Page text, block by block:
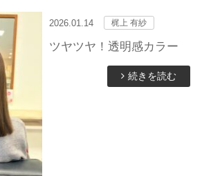
2026.01.14 梶上 有紗
ツヤツヤ！透明感カラー
続きを読む